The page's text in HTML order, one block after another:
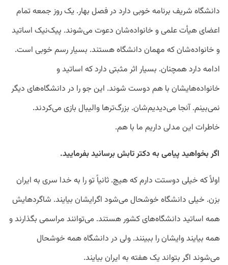
دانشگاه شریف برنامه خوبی دارد در فصل بهار. یک روز جمعه تمام
اعضای هیأت علمی و خانواده‌شان دعوت می‌شوند. پیک‌نیک اساتید
و خانواده‌شان که مهمان دانشگاه هستند. بسیار رسم خوبی است.
ادامه دارد همچنان. بسیار اثر مثبتی دارد که اساتید و
خانواده‌هایشان با هم دوست شوند. این جو را در دانشگاه‌های دیگر
نمی‌بینم. آنجا می‌دیدیم‌شان. بزرگ‌تر‌ها والیبال بازی می‌کردند.
خاطرات این مدلی داریم ما با هم.
اگر بخواهید پیامی به دکتر تابش برسانید بفرمایید.
اولاً که خیلی دوستت دارم که هیچ. ثانیاً تو را به خدا سری به ایران
بزن. خیلی دانشگاه خوشحال می‌شود اگر‌ایشان بیایند. شاگرد‌هایش
همه اساتید دانشگاه‌های کشور هستند. می‌توانند مراسمی بگذارند و
همه بیایند و‌ایشان را ببینند. ولی در دانشگاه همه خوشحال
می‌شوند اگر بتواند یک هفته به ایران بیایند.